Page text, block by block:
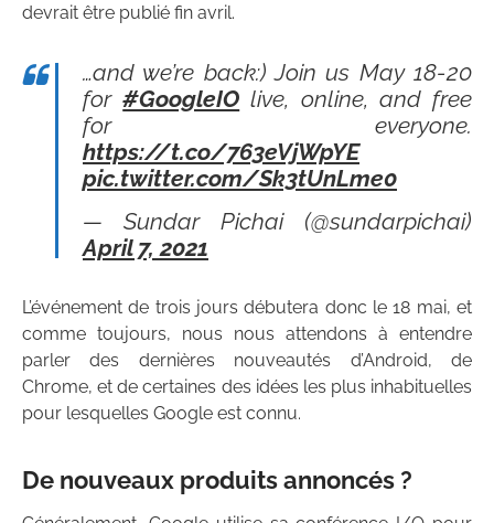
devrait être publié fin avril.
…and we’re back:) Join us May 18-20
for#GoogleIO live, online, and free
for everyone.
https://t.co/763eVjWpYE
pic.twitter.com/Sk3tUnLme0
— Sundar Pichai (@sundarpichai)
April 7, 2021
L’événement de trois jours débutera donc le 18 mai, et
comme toujours, nous nous attendons à entendre
parler des dernières nouveautés d’Android, de
Chrome, et de certaines des idées les plus inhabituelles
pour lesquelles Google est connu.
De nouveaux produits annoncés ?